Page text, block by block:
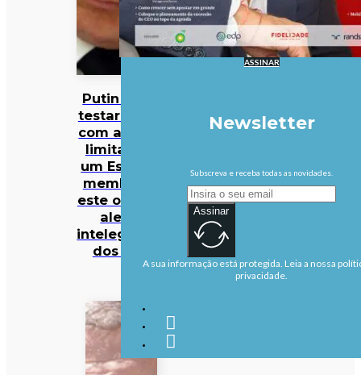
Putin pode
testar NATO
com ataque
limitado a
um Estado-
membro já
este outono,
alerta
intelegência
dos EUA
ASSINAR
Newsletter
Subscreva e receba todas as novidades.
Assinar
A sua informação está protegida. Leia a nossa
privacidade.